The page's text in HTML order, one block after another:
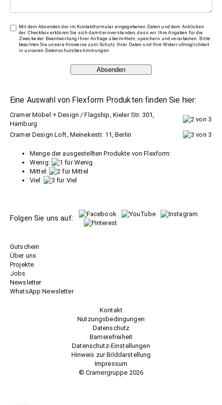
Mit dem Absenden der im Kontaktformular eingegebenen Daten und dem Anklicken
der Checkbox erklären Sie sich damit einverstanden, dass wir Ihre Angaben für die
Zwecke der Beantwortung Ihrer Anfrage übermitteln, speichern und verarbeiten. Bitte
beachten Sie unsere Hinweise zum Schutz Ihrer Daten und Ihre Widerrufmöglichkeit
in unseren Datenschutzbestimmungen
Absenden
Eine Auswahl von Flexform Produkten finden Sie hier:
Cramer Möbel + Design / Flagship, Kieler Str. 301,
Hamburg
Cramer Design Loft, Meinekestr. 11, Berlin
Menge der ausgestellten Produkte von Flexform:
Wenig:
Mittel:
Viel:
Folgen Sie uns auf:
Gutschein
Über uns
Projekte
Jobs
Newsletter
WhatsApp Newsletter
Kontakt
Nutzungsbedingungen
Datenschutz
Barrierefreiheit
Datenschutz-Einstellungen
Hinweis zur Bilddarstellung
Impressum
© Cramergruppe 2026